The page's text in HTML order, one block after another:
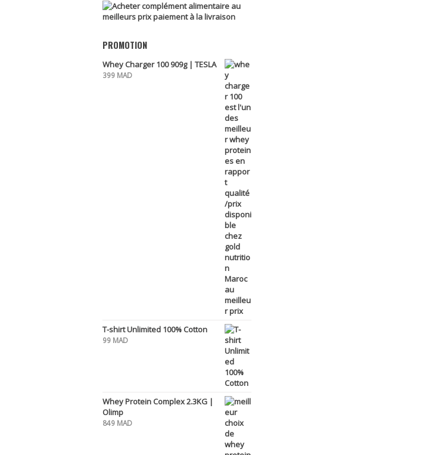
PROMOTION
Whey Charger 100 909g | TESLA
399 MAD
T-shirt Unlimited 100% Cotton
99 MAD
Whey Protein Complex 2.3KG |
Olimp
849 MAD